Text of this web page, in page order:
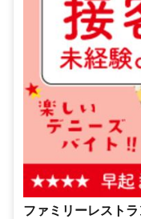
ファミリーレスト